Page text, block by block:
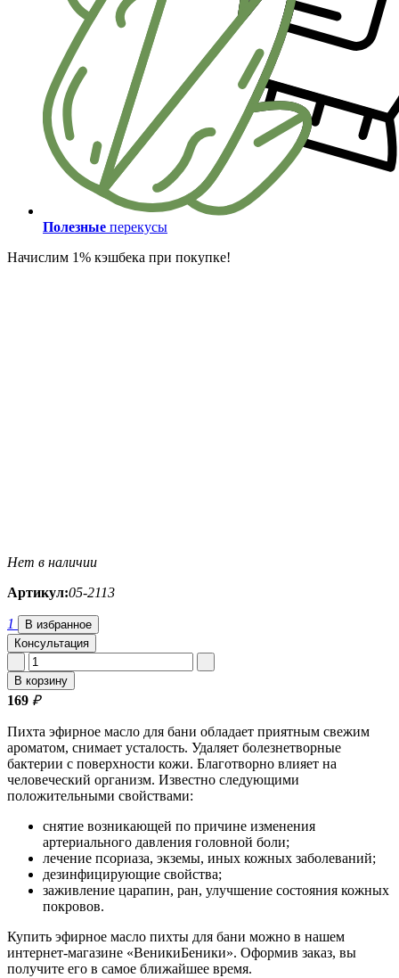
Полезные перекусы
Начислим 1% кэшбека при покупке!
Нет в наличии
Артикул:05-2113
1
В избранное
Консультация
В корзину
169 ₽
Пихта эфирное масло для бани обладает приятным свежим
ароматом, снимает усталость. Удаляет болезнетворные
бактерии с поверхности кожи. Благотворно влияет на
человеческий организм. Известно следующими
положительными свойствами:
снятие возникающей по причине изменения
артериального давления головной боли;
лечение псориаза, экземы, иных кожных заболеваний;
дезинфицирующие свойства;
заживление царапин, ран, улучшение состояния кожных
покровов.
Купить эфирное масло пихты для бани можно в нашем
интернет-магазине «ВеникиБеники». Оформив заказ, вы
получите его в самое ближайшее время.